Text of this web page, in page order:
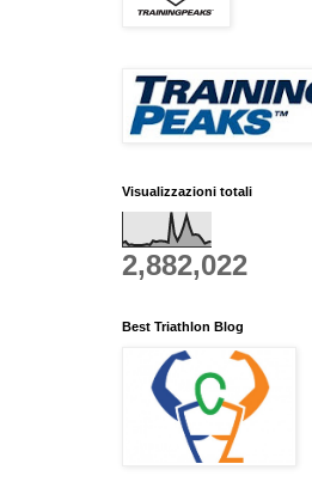
Visualizzazioni totali
2,882,022
Best Triathlon Blog